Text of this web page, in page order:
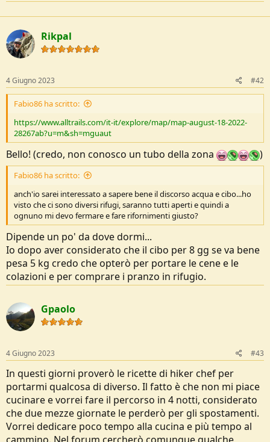
Rikpal
4 Giugno 2023 #42
Fabio86 ha scritto:
https://www.alltrails.com/it-it/explore/map/map-august-18-2022-
28267ab?u=m&sh=mguaut
Bello! (credo, non conosco un tubo della zona )
Fabio86 ha scritto:
anch'io sarei interessato a sapere bene il discorso acqua e cibo...ho
visto che ci sono diversi rifugi, saranno tutti aperti e quindi a
ognuno mi devo fermare e fare rifornimenti giusto?
Dipende un po' da dove dormi...
Io dopo aver considerato che il cibo per 8 gg se va bene
pesa 5 kg credo che opterò per portare le cene e le
colazioni e per comprare i pranzo in rifugio.
Gpaolo
4 Giugno 2023 #43
In questi giorni proverò le ricette di hiker chef per
portarmi qualcosa di diverso. Il fatto è che non mi piace
cucinare e vorrei fare il percorso in 4 notti, considerato
che due mezze giornate le perderò per gli spostamenti.
Vorrei dedicare poco tempo alla cucina e più tempo al